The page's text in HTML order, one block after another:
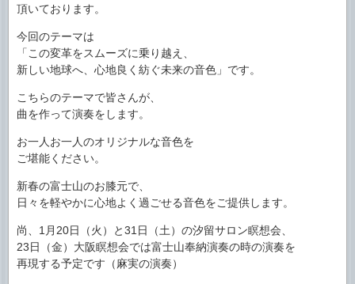
頂いております。
今回のテーマは
「この変革をスムーズに乗り越え、
新しい地球へ、心地良く紡ぐ未来の音色」です。
こちらのテーマで皆さんが、
曲を作って演奏をします。
お一人お一人のオリジナルな音色を
ご堪能ください。
新春の富士山のお膝元で、
日々を軽やかに心地よく過ごせる音色をご提供します。
尚、1月20日（火）と31日（土）の汐留サロン瞑想会、
23日（金）大阪瞑想会では富士山奉納演奏の時の演奏を
再現する予定です（麻実の演奏）